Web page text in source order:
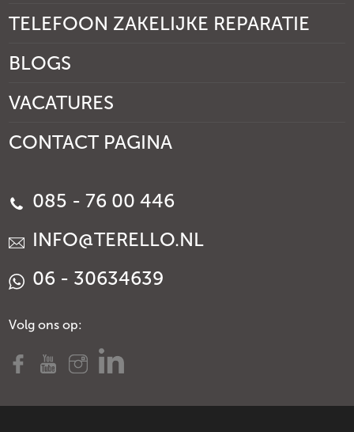
TELEFOON ZAKELIJKE REPARATIE
BLOGS
VACATURES
CONTACT PAGINA
085 - 76 00 446
INFO@TERELLO.NL
06 - 30634639
Volg ons op: